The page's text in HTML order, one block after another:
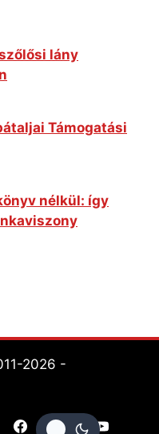
lány
Támogatási
nélkül: így
2026 -